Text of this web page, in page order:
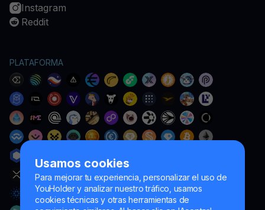
Usamos cookies
Para mejorar tu experiencia, personalizar el uso de
YouHolder y analizar nuestro tráfico, usamos
cookies técnicas y otras herramientas de
Instagram
Reddit
PLATAFORMA